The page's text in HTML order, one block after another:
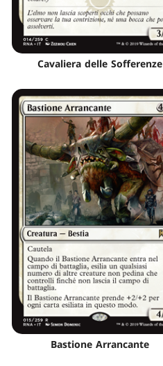
Cavaliera delle Sofferenze
Bastione Arrancante